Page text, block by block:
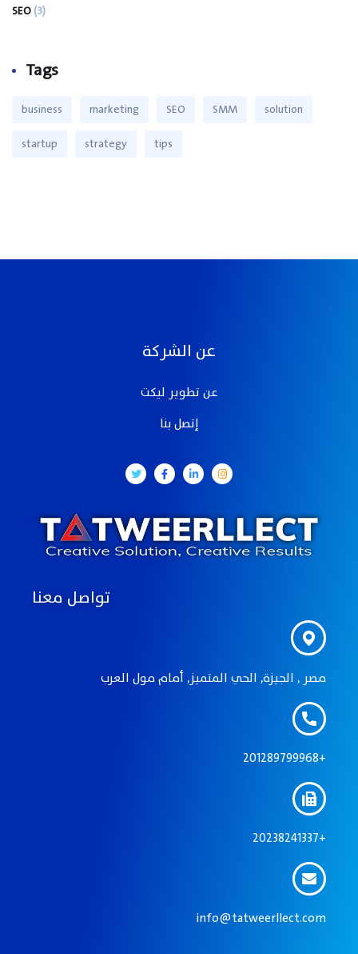
SEO(3)
Tags
business marketing SEO SMM
solution
startup
strategy tips
عن الشركة
عن تطوير ليكت
إتصل بنا
تواصل معنا
مصر , الجيزة, الحي المتميز, أمام مول العرب
201289799968+
20238241337+
info@tatweerllect.com